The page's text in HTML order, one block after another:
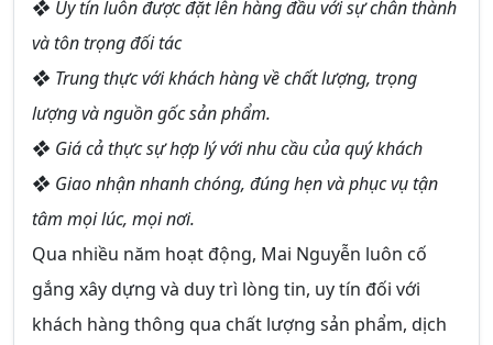
❖ Uy tín luôn được đặt lên hàng đầu với sự chân thành
và tôn trọng đối tác
❖ Trung thực với khách hàng về chất lượng, trọng
lượng và nguồn gốc sản phẩm.
❖ Giá cả thực sự hợp lý với nhu cầu của quý khách
❖ Giao nhận nhanh chóng, đúng hẹn và phục vụ tận
tâm mọi lúc, mọi nơi.
Qua nhiều năm hoạt động, Mai Nguyễn luôn cố
gắng xây dựng và duy trì lòng tin, uy tín đối với
khách hàng thông qua chất lượng sản phẩm, dịch